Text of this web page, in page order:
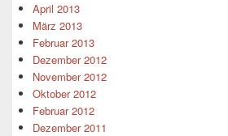
April 2013
März 2013
Februar 2013
Dezember 2012
November 2012
Oktober 2012
Februar 2012
Dezember 2011